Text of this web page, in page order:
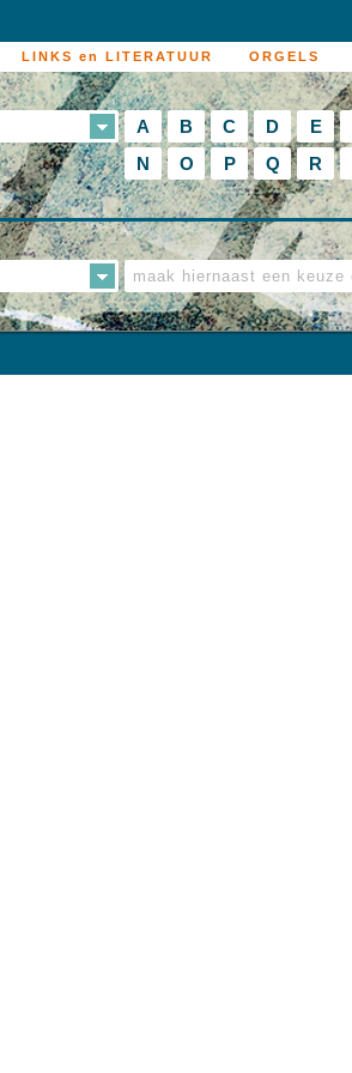
LINKS en LITERATUUR ORGELS
A B C D E
N
O P Q R